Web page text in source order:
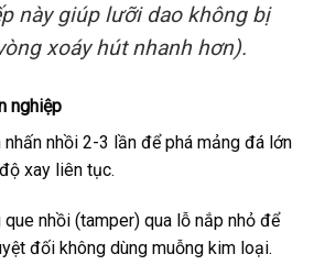
này giúp lưỡi dao không bị
xoáy hút nhanh hơn).
nghiệp
nhồi 2-3 lần để phá mảng đá lớn
xay liên tục.
nhồi (tamper) qua lỗ nắp nhỏ để
đối không dùng muỗng kim loại.